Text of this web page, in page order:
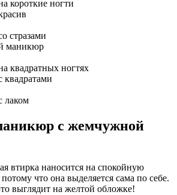
с жемчужной
втирка наносится на спокойную
что она выделяется сама по себе.
выглядит на желтой обложке!